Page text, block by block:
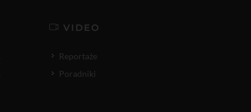
VIDEO
Reportaże
Poradniki